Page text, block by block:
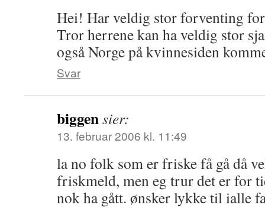
Hei! Har veldig stor forventing
Tror herrene kan ha veldig stor
også Norge på kvinnesiden
Svar
biggensier:
13. februar 2006 kl. 11:49
la no folk som er friske få gå då
friskmeld, men eg trur det er for
nok ha gått. ønsker lykke til ialle